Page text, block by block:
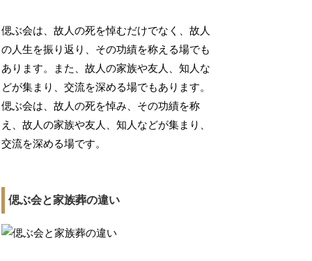
偲ぶ会は、故人の死を悼むだけでなく、故人
の人生を振り返り、その功績を称える場でも
あります。また、故人の家族や友人、知人な
どが集まり、交流を深める場でもあります。
偲ぶ会は、故人の死を悼み、その功績を称
え、故人の家族や友人、知人などが集まり、
交流を深める場です。
偲ぶ会と家族葬の違い